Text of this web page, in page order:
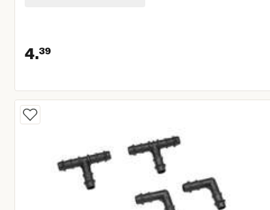
4.39
Huidige prijs € 4,39